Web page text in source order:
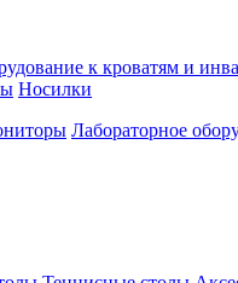
к кроватям и
Носилки
Лабораторное